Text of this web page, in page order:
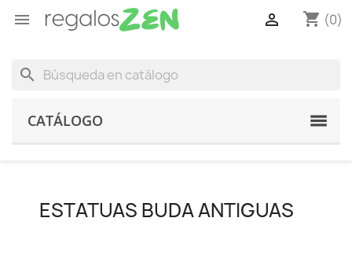
 shopping_cart (0)

search
CATÁLOGO
ESTATUAS BUDA ANTIGUAS